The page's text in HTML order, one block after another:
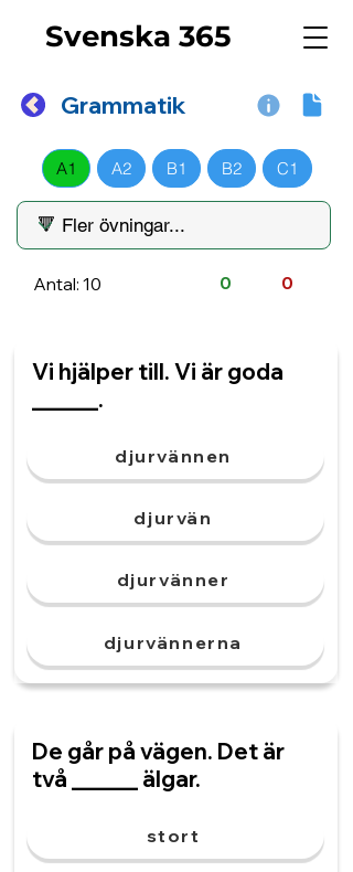
Svenska 365
Grammatik
A1 A2 B1 B2 C1
Antal: 10 0 0
Vi hjälper till. Vi är goda
______.
djurvännen
djurvän
djurvänner
djurvännerna
De går på vägen. Det är
två ______ älgar.
stort